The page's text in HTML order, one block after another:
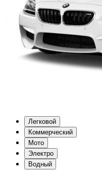
Легковой
Коммерческий
Мото
Электро
Водный